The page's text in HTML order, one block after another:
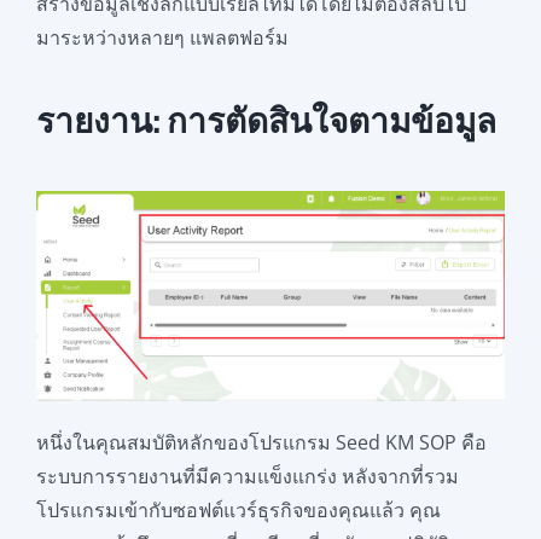
มาระหว่างหลายๆ แพลตฟอร์ม
รายงาน: การตัดสินใจตามข้อมูล
หนึ่งในคุณสมบัติหลักของโปรแกรม Seed KM SOP คือ
ระบบการรายงานที่มีความแข็งแกร่ง หลังจากที่รวม
โปรแกรมเข้ากับซอฟต์แวร์ธุรกิจของคุณแล้ว คุณ